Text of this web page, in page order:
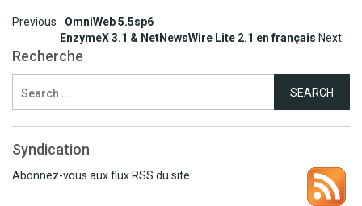
Post
navigation
Previous
OmniWeb 5.5sp6
EnzymeX 3.1 & NetNewsWire Lite 2.1 en français Next
Recherche
for:
Syndication
Abonnez-vous aux flux RSS du site